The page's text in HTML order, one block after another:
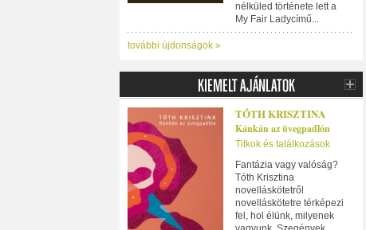
nélküled története lett a
My Fair Ladycímű...
további újdonságok »
TÓTH KRISZTINA
Kánkán az üvegpadlón
Titkok és találkozások
Fantázia vagy valóság?
Tóth Krisztina
novelláskötetről
novelláskötetre térképezi
fel, hol élünk, milyenek